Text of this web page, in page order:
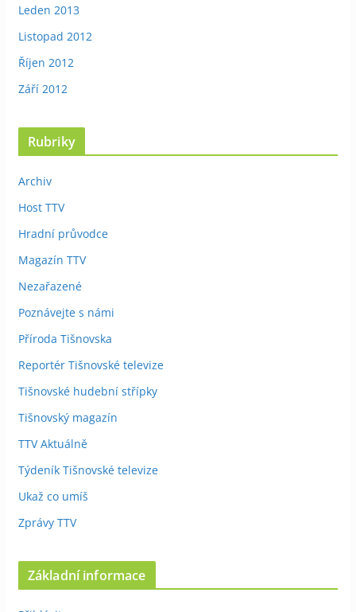
Leden 2013
Listopad 2012
Říjen 2012
Září 2012
Rubriky
Archiv
Host TTV
Hradní průvodce
Magazín TTV
Nezařazené
Poznávejte s námi
Příroda Tišnovska
Reportér Tišnovské televize
Tišnovské hudební střípky
Tišnovský magazín
TTV Aktuálně
Týdeník Tišnovské televize
Ukaž co umíš
Zprávy TTV
Základní informace